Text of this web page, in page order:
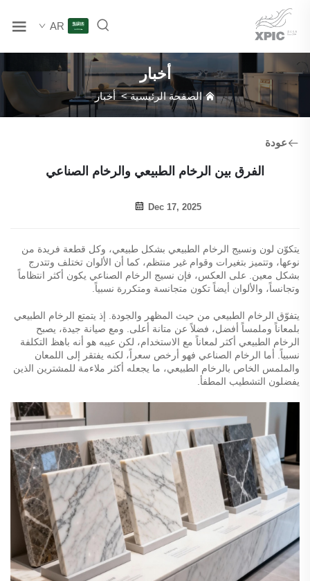
AR
أخبار
الصفحة الرئيسية>أخبار
عودة
الفرق بين الرخام الطبيعي والرخام الصناعي
Dec 17, 2025
يتكوّن لون ونسيج الرخام الطبيعي بشكل طبيعي، وكل قطعة فريدة من
نوعها، وتتميز بتغيرات وقوام غير منتظم، كما أن الألوان تختلف وتتدرج
بشكل معين. على العكس، فإن نسيج الرخام الصناعي يكون أكثر انتظاماً
وتجانساً، والألوان أيضاً تكون متجانسة ومتكررة نسبياً.
يتفوّق الرخام الطبيعي من حيث المظهر والجودة. إذ يتمتع الرخام الطبيعي
بلمعاناً وملمساً أفضل، فضلاً عن متانة أعلى. ومع صيانة جيدة، يصبح
الرخام الطبيعي أكثر لمعاناً مع الاستخدام، لكن عيبه هو أنه باهظ التكلفة
نسبياً. أما الرخام الصناعي فهو أرخص سعراً، لكنه يفتقر إلى اللمعان
والملمس الخاص بالرخام الطبيعي، ما يجعله أكثر ملاءمة للمشترين الذين
يفضلون التشطيب المطفأ.